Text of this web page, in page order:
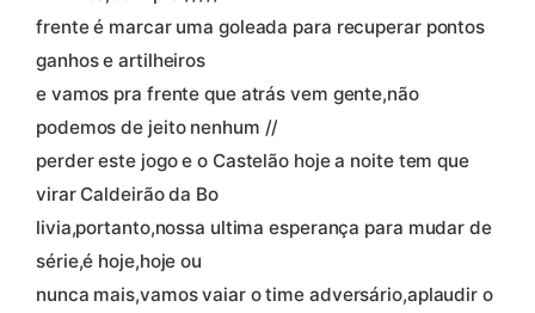
frente é marcar uma goleada para recuperar pontos
ganhos e artilheiros
e vamos pra frente que atrás vem gente,não
podemos de jeito nenhum //
perder este jogo e o Castelão hoje a noite tem que
virar Caldeirão da Bo
livia,portanto,nossa ultima esperança para mudar de
série,é hoje,hoje ou
nunca mais,vamos vaiar o time adversário,aplaudir o